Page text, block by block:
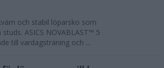
och stabil löparsko som
ASICS NOVABLAST™ 5
till vardagsträning och ...